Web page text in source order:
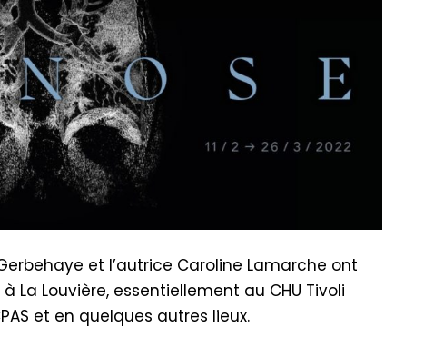
et l’autrice Caroline Lamarche ont
Louvière, essentiellement au CHU Tivoli
et en quelques autres lieux.